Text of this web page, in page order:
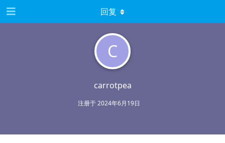
C
carrotpea
注册于2024年6月19日
回复